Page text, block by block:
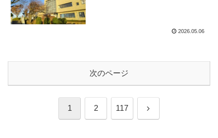
2026.05.06
次のページ
1 2 117 次